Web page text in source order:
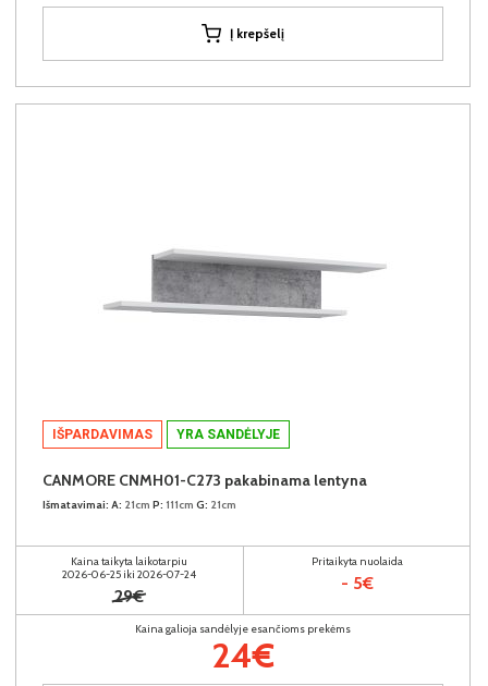
Į krepšelį
IŠPARDAVIMAS YRA SANDĖLYJE
CANMORE CNMH01-C273 pakabinama lentyna
Išmatavimai: A: 21cm P: 111cm G: 21cm
Kaina taikyta laikotarpiu
2026-06-25 iki 2026-07-24
29€
Pritaikyta nuolaida
- 5€
Kaina galioja sandėlyje esančioms prekėms
24€